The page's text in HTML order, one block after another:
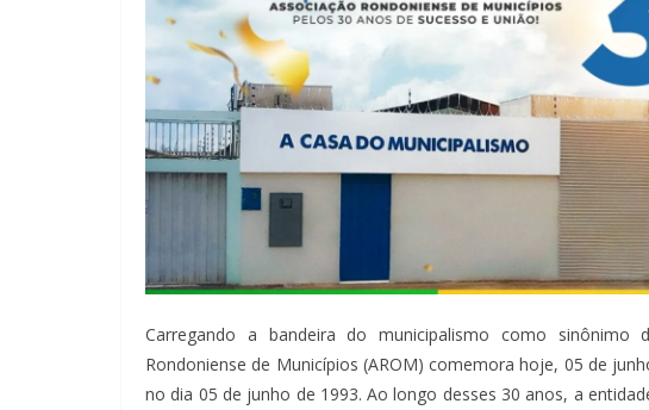
Carregando a bandeira do municipalismo como sinônimo
Rondoniense de Municípios (AROM) comemora hoje, 05 de
no dia 05 de junho de 1993. Ao longo desses 30 anos, a